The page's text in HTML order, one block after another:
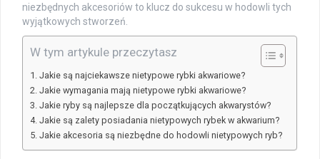
niezbędnych akcesoriów to klucz do sukcesu w hodowli tych
wyjątkowych stworzeń.
W tym artykule przeczytasz
Jakie są najciekawsze nietypowe rybki akwariowe?
Jakie wymagania mają nietypowe rybki akwariowe?
Jakie ryby są najlepsze dla początkujących akwarystów?
Jakie są zalety posiadania nietypowych rybek w akwarium?
Jakie akcesoria są niezbędne do hodowli nietypowych ryb?